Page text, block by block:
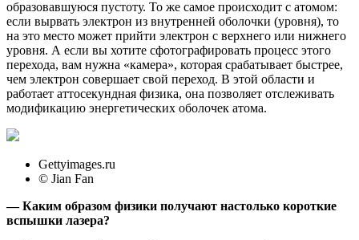
образовавшуюся пустоту. То же самое происходит с атомом:
если вырвать электрон из внутренней оболочки (уровня), то
на это место может прийти электрон с верхнего или нижнего
уровня. А если вы хотите сфотографировать процесс этого
перехода, вам нужна «камера», которая срабатывает быстрее,
чем электрон совершает свой переход. В этой области и
работает аттосекундная физика, она позволяет отслеживать
модификацию энергетических оболочек атома.
Gettyimages.ru
© Jian Fan
— Каким образом физики получают настолько короткие
вспышки лазера?